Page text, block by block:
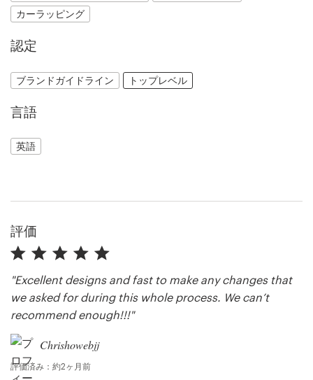
カーラッピング
認定
ブランドガイドライン トップレベル
言語
英語
評価
"Excellent designs and fast to make any changes that
we asked for during this whole process. We can’t
recommend enough!!!"
Chrishowebjj
評価済み：約2ヶ月前
ロゴデザイン
名刺
Webデザイン
サ
ポ
ー
+1 800 513 1678
ヘルプセンター